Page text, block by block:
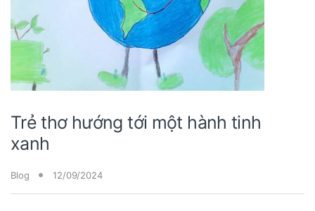
Trẻ thơ hướng tới một hành tinh
xanh
Blog 12/09/2024